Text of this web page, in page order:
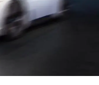
isteği üzerine
de
Polo gibi küçük
yelpazesi